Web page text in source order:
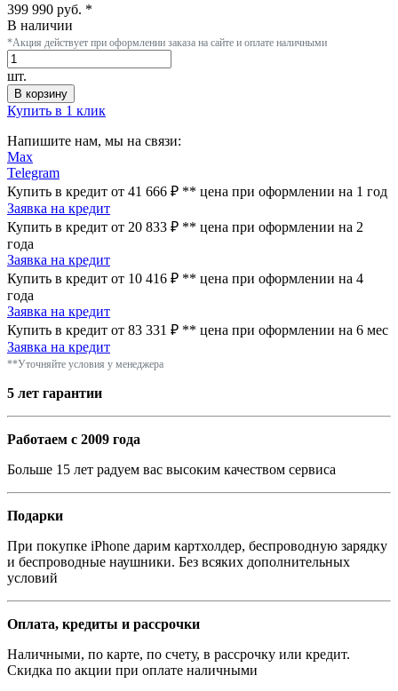
399 990 руб. *
В наличии
*Акция действует при оформлении заказа на сайте и оплате наличными
шт.
В корзину
Купить в 1 клик
Напишите нам, мы на связи:
Max
Telegram
Купить в кредит от 41 666 ₽ ** цена при оформлении на 1 год
Заявка на кредит
Купить в кредит от 20 833 ₽ ** цена при оформлении на 2
года
Заявка на кредит
Купить в кредит от 10 416 ₽ ** цена при оформлении на 4
года
Заявка на кредит
Купить в кредит от 83 331 ₽ ** цена при оформлении на 6 мес
Заявка на кредит
**Уточняйте условия у менеджера
5 лет гарантии
Работаем с 2009 года
Больше 15 лет радуем вас высоким качеством сервиса
Подарки
При покупке iPhone дарим картхолдер, беспроводную зарядку
и беспроводные наушники. Без всяких дополнительных
условий
Оплата, кредиты и рассрочки
Наличными, по карте, по счету, в рассрочку или кредит.
Скидка по акции при оплате наличными